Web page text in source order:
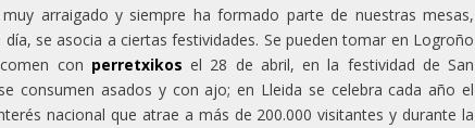
arraigado y siempre ha formado parte de nuestras mesas,
se asocia a ciertas festividades. Se pueden tomar en Logroño
con perretxikos el 28 de abril, en la festividad de San
consumen asados y con ajo; en Lleida se celebra cada año el
nacional que atrae a más de 200.000 visitantes y durante la